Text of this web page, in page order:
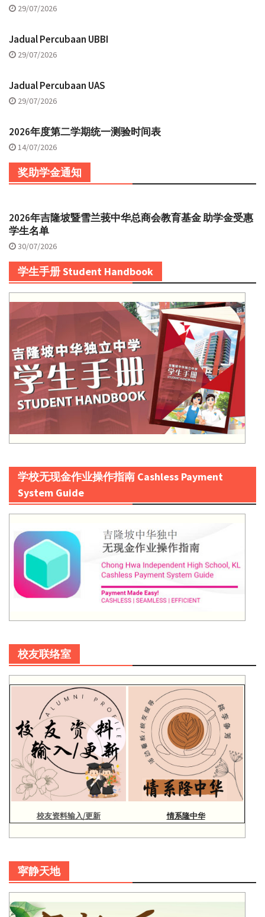
29/07/2026
Jadual Percubaan UBBI
29/07/2026
Jadual Percubaan UAS
29/07/2026
2026年度第二学期统一测验时间表
14/07/2026
奖助学金通知
2026年吉隆坡暨雪兰莪中华总商会教育基金 助学金受惠
学生名单
30/07/2026
学生手册 Student Handbook
学校无现金作业操作指南 Cashless Payment
System Guide
校友联络室
校友资料输入/更新 情系隆中华
寜静天地